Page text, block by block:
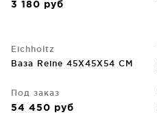
3 180 руб
Eichholtz
Ваза Reine 45X45X54 CM
Под заказ
54 450 руб